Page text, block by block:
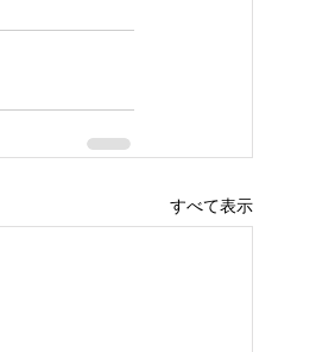
すべて表示